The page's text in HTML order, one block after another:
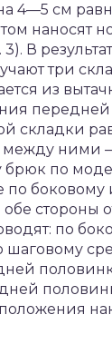
4—5 см
наносят
3). В
три
из
передней
складки
между ними
по
боковому
стороны
по
шаговому